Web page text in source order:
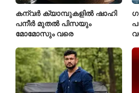
കന്വർ ക്യാമ്പുകളിൽ ഷാഹി
പനീർ മുതൽ പിസയും
മോമോസും വരെ